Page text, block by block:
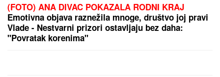
(FOTO) ANA DIVAC POKAZALA RODNI KRAJ
Emotivna objava raznežila mnoge, društvo joj pravi
Vlade - Nestvarni prizori ostavljaju bez daha:
"Povratak korenima"